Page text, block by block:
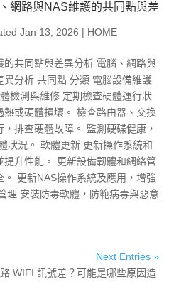
網路與NAS維護的共同點與差
Jan 13, 2026 | HOME
的共同點與差異分析 電腦、網路與
異分析 共同點 分類 電腦設備維護
檢測與維修 定期檢查硬體運行狀
熱或硬體損壞。 檢查路由器、交換
排查硬體故障。 監測硬碟健康，
狀況。 軟體更新 更新操作系統和
提升性能。 更新設備韌體和網絡管
更新NAS操作系統及應用，增強
理 安裝防毒軟體，防範病毒與惡意
Next Entries »
WIFI 訊號差？可能是哪些原因造